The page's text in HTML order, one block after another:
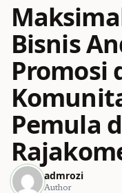
Bisnis
Promosi
Pemula
admrozi
Author